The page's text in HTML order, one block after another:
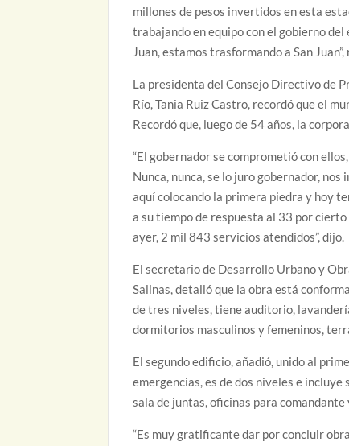
millones de pesos invertidos en esta
trabajando en equipo con el gobierno
Juan, estamos trasformando a San
La presidenta del Consejo Directivo de
Río, Tania Ruiz Castro, recordó que el
Recordó que, luego de 54 años, la
“El gobernador se comprometió con
Nunca, nunca, se lo juro gobernador,
aquí colocando la primera piedra y hoy
a su tiempo de respuesta al 33 por
ayer, 2 mil 843 servicios atendidos”, dijo.
El secretario de Desarrollo Urbano y
Salinas, detalló que la obra está
de tres niveles, tiene auditorio,
dormitorios masculinos y femeninos,
El segundo edificio, añadió, unido al
emergencias, es de dos niveles e
sala de juntas, oficinas para
“Es muy gratificante dar por concluir